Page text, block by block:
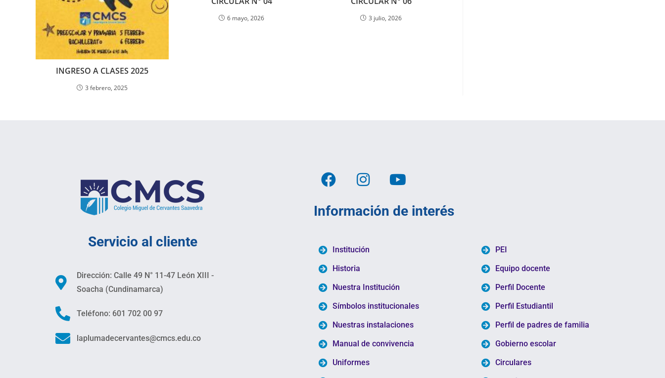
INGRESO A CLASES 2025
3 febrero, 2025
6 mayo, 2026 3 julio, 2026
Servicio al cliente
Dirección: Calle 49 N° 11-47 León XIII -
Soacha (Cundinamarca)
Teléfono: 601 702 00 97
laplumadecervantes@cmcs.edu.co
Información de interés
Institución
Historia
Nuestra Institución
Símbolos institucionales
Nuestras instalaciones
Manual de convivencia
Uniformes
PEI
Equipo docente
Perfil Docente
Perfil Estudiantil
Perfil de padres de familia
Gobierno escolar
Circulares